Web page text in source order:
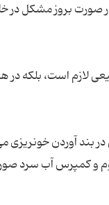
صورت بروز مشکل در
لازم است، بلکه در
بند آوردن خونریزی